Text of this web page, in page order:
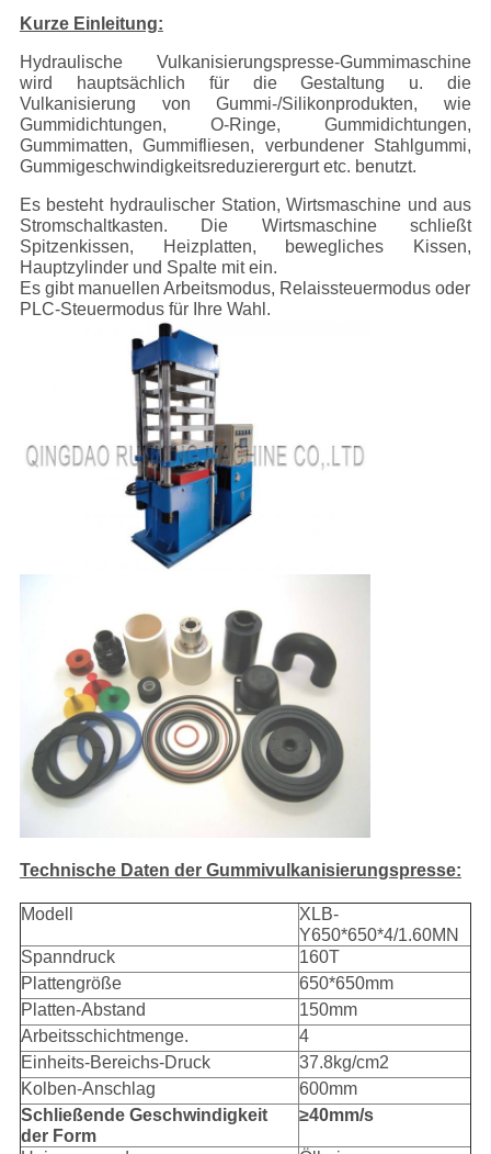
Kurze Einleitung:
Hydraulische Vulkanisierungspresse-Gummimaschine
wird hauptsächlich für die Gestaltung u. die
Vulkanisierung von Gummi-/Silikonprodukten, wie
Gummidichtungen, O-Ringe, Gummidichtungen,
Gummimatten, Gummifliesen, verbundener Stahlgummi,
Gummigeschwindigkeitsreduzierergurt etc. benutzt.
Es besteht hydraulischer Station, Wirtsmaschine und aus
Stromschaltkasten. Die Wirtsmaschine schließt
Spitzenkissen, Heizplatten, bewegliches Kissen,
Hauptzylinder und Spalte mit ein.
Es gibt manuellen Arbeitsmodus, Relaissteuermodus oder
PLC-Steuermodus für Ihre Wahl.
Technische Daten der Gummivulkanisierungspresse:
Modell
XLB-
Y650*650*4/1.60MN
Spanndruck
160T
Plattengröße
650*650mm
Platten-Abstand
150mm
Arbeitsschichtmenge.
4
Einheits-Bereichs-Druck
37.8kg/cm2
Kolben-Anschlag
600mm
Schließende Geschwindigkeit
der Form
≥40mm/s